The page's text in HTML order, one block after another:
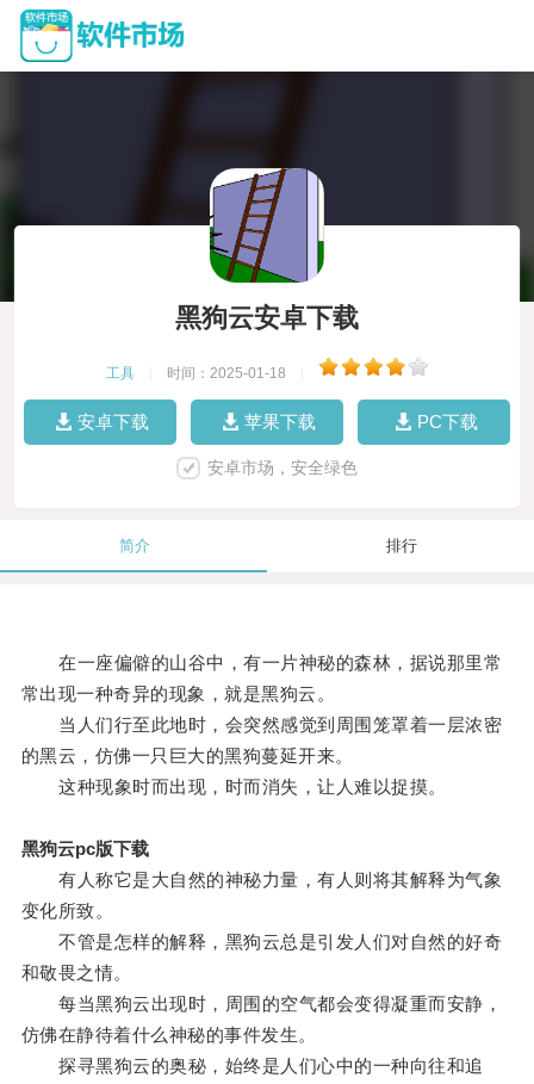
黑狗云安卓下载
工具 时间：2025-01-18
安卓下载 苹果下载 PC下载
安卓市场，安全绿色
简介 排行
在一座偏僻的山谷中，有一片神秘的森林，据说那里常
常出现一种奇异的现象，就是黑狗云。
当人们行至此地时，会突然感觉到周围笼罩着一层浓密
的黑云，仿佛一只巨大的黑狗蔓延开来。
这种现象时而出现，时而消失，让人难以捉摸。
黑狗云pc版下载
有人称它是大自然的神秘力量，有人则将其解释为气象
变化所致。
不管是怎样的解释，黑狗云总是引发人们对自然的好奇
和敬畏之情。
每当黑狗云出现时，周围的空气都会变得凝重而安静，
仿佛在静待着什么神秘的事件发生。
探寻黑狗云的奥秘，始终是人们心中的一种向往和追